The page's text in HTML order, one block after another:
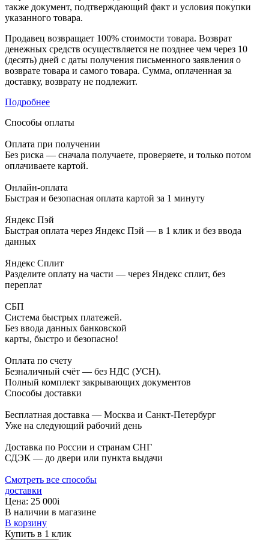
также документ, подтверждающий факт и условия покупки
указанного товара.
Продавец возвращает 100% стоимости товара. Возврат
денежных средств осуществляется не позднее чем через 10
(десять) дней с даты получения письменного заявления о
возврате товара и самого товара. Сумма, оплаченная за
доставку, возврату не подлежит.
Подробнее
Способы оплаты
Оплата при получении
Без риска — сначала получаете, проверяете, и только потом
оплачиваете картой.
Онлайн-оплата
Быстрая и безопасная оплата картой за 1 минуту
Яндекс Пэй
Быстрая оплата через Яндекс Пэй — в 1 клик и без ввода
данных
Яндекс Сплит
Разделите оплату на части — через Яндекс сплит, без
переплат
СБП
Система быстрых платежей.
Без ввода данных банковской
карты, быстро и безопасно!
Оплата по счету
Безналичный счёт — без НДС (УСН).
Полный комплект закрывающих документов
Способы доставки
Бесплатная доставка — Москва и Санкт-Петербург
Уже на следующий рабочий день
Доставка по России и странам СНГ
СДЭК — до двери или пункта выдачи
Смотреть все способы
доставки
Цена: 25 000i
В наличии в магазине
В корзину
Купить в 1 клик